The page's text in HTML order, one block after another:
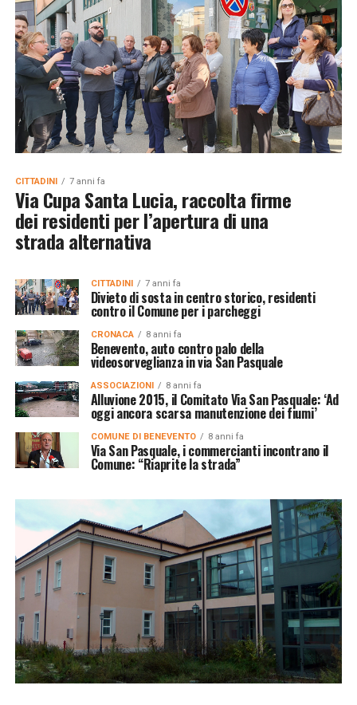
CITTADINI 7 anni fa
Via Cupa Santa Lucia, raccolta firme
dei residenti per l’apertura di una
strada alternativa
CITTADINI 7 anni fa
Divieto di sosta in centro storico, residenti
contro il Comune per i parcheggi
CRONACA 8 anni fa
Benevento, auto contro palo della
videosorveglianza in via San Pasquale
ASSOCIAZIONI 8 anni fa
Alluvione 2015, il Comitato Via San Pasquale: ‘Ad
oggi ancora scarsa manutenzione dei fiumi’
COMUNE DI BENEVENTO 8 anni fa
Via San Pasquale, i commercianti incontrano il
Comune: “Riaprite la strada”